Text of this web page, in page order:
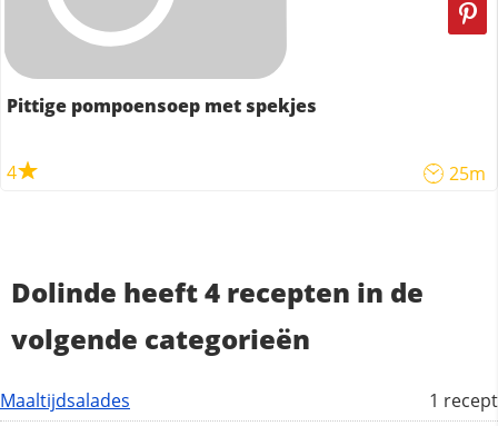
Pittige pompoensoep met spekjes
4 25m
Dolinde heeft 4 recepten in de
volgende categorieën
1 recept
Maaltijdsalades